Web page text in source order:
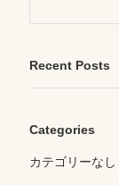
Recent Posts
Categories
カテゴリーなし